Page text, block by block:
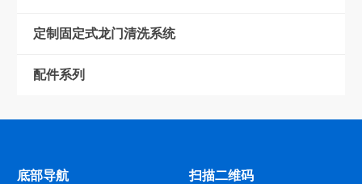
定制固定式龙门清洗系统
配件系列
底部导航 扫描二维码